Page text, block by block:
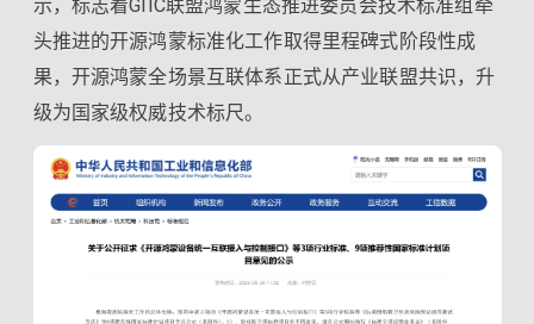
示，标志着GIIC联盟鸿蒙生态推进委员会技术标准组牵
头推进的开源鸿蒙标准化工作取得里程碑式阶段性成
果，开源鸿蒙全场景互联体系正式从产业联盟共识，升
级为国家级权威技术标尺。